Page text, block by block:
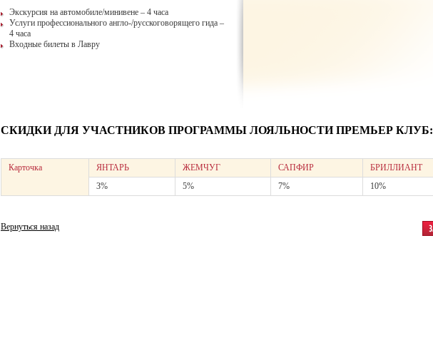
Экскурсия на автомобиле/минивене – 4 часа
Услуги профессионального англо-/русскоговорящего гида –
4 часа
Входные билеты в Лавру
СКИДКИ ДЛЯ УЧАСТНИКОВ ПРОГРАММЫ ЛОЯЛЬНОСТИ ПРЕМЬЕР КЛУБ:
Карточка ЯНТАРЬ ЖЕМЧУГ САПФИР
БРИЛЛИАНТ
3%
5% 7% 10%
Вернуться назад